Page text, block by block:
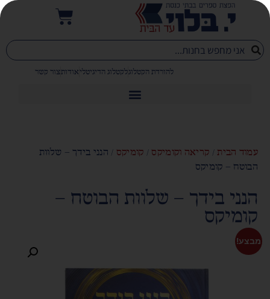
להורדת הקטלוגלקטלוג הדיגיטליאודותצור קשר
עמוד הבית/ קריאה וקומיקס / קומיקס / הנני בידך – שלוות
הבוטח – קומיקס
הנני בידך – שלוות הבוטח –
קומיקס
מבצע!